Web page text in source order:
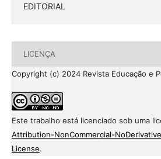
EDITORIAL
LICENÇA
Copyright (c) 2024 Revista Educação e
Este trabalho está licenciado sob uma
Attribution-NonCommercial-
License.